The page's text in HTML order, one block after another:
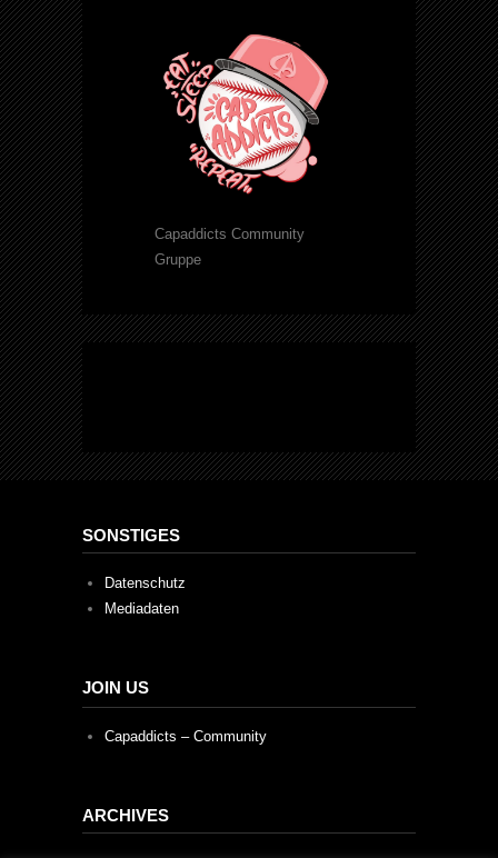
Capaddicts Community
Gruppe
SONSTIGES
Datenschutz
Mediadaten
JOIN US
Capaddicts – Community
ARCHIVES